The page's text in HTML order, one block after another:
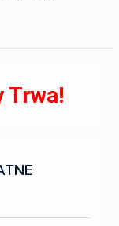
Trwa!